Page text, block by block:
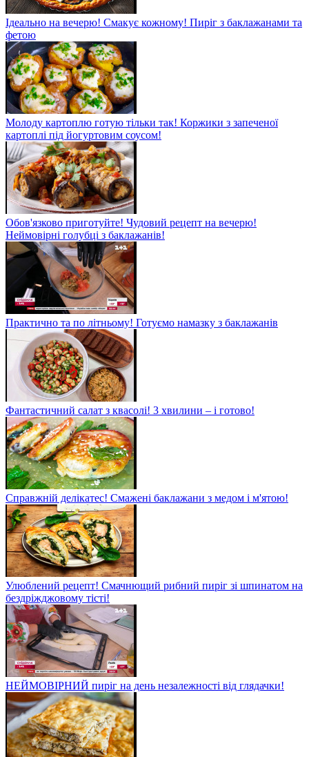
Ідеально на вечерю! Смакує кожному! Пиріг з баклажанами та
фетою
Молоду картоплю готую тільки так! Коржики з запеченої
картоплі під йогуртовим соусом!
Обов'язково приготуйте! Чудовий рецепт на вечерю!
Неймовірні голубці з баклажанів!
Практично та по літньому! Готуємо намазку з баклажанів
Фантастичний салат з квасолі! 3 хвилини – і готово!
Справжній делікатес! Смажені баклажани з медом і м'ятою!
Улюблений рецепт! Смачнющий рибний пиріг зі шпинатом на
бездріжджовому тісті!
НЕЙМОВІРНИЙ пиріг на день незалежності від глядачки!